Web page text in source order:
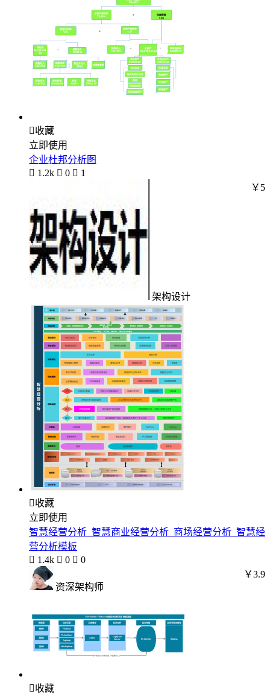
收藏
立即使用
企业杜邦分析图
 1.2k  0  1
架构设计
￥5
收藏
立即使用
智慧经营分析_智慧商业经营分析_商场经营分析_智慧经
营分析模板
 1.4k  0  0
资深架构师
￥3.9
收藏